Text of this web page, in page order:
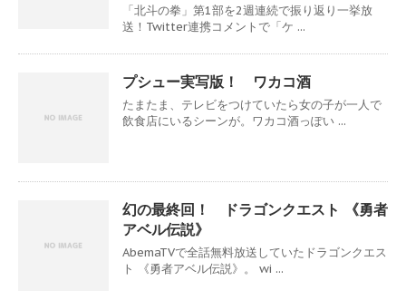
「北斗の拳」第1部を2週連続で振り返り一挙放
送！Twitter連携コメントで「ケ ...
プシュー実写版！ ワカコ酒
たまたま、テレビをつけていたら女の子が一人で
飲食店にいるシーンが。ワカコ酒っぽい ...
幻の最終回！ ドラゴンクエスト 《勇者
アベル伝説》
AbemaTVで全話無料放送していたドラゴンクエス
ト 《勇者アベル伝説》。 wi ...